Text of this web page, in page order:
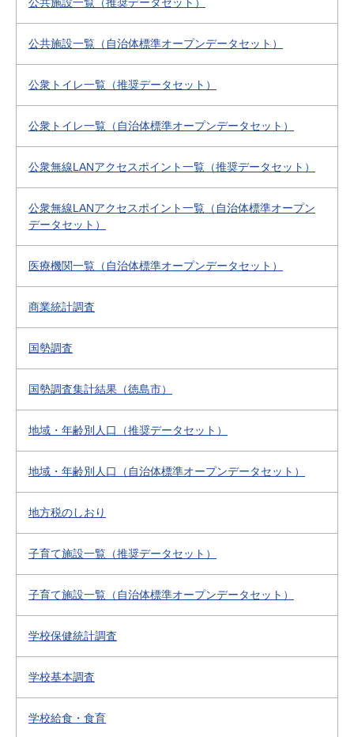
公共施設一覧（自治体標準オープンデータセット）
公衆トイレ一覧（推奨データセット）
公衆トイレ一覧（自治体標準オープンデータセット）
公衆無線LANアクセスポイント一覧（推奨データセット）
公衆無線LANアクセスポイント一覧（自治体標準オープン
データセット）
医療機関一覧（自治体標準オープンデータセット）
商業統計調査
国勢調査
国勢調査集計結果（徳島市）
地域・年齢別人口（推奨データセット）
地域・年齢別人口（自治体標準オープンデータセット）
地方税のしおり
子育て施設一覧（推奨データセット）
子育て施設一覧（自治体標準オープンデータセット）
学校保健統計調査
学校基本調査
学校給食・食育